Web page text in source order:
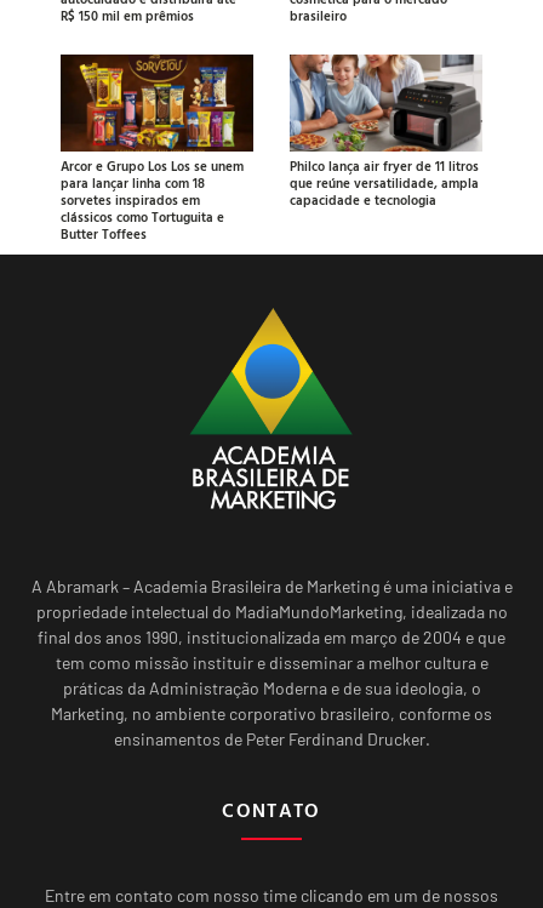
R$ 150 mil em prêmios
brasileiro
Arcor e Grupo Los Los se unem
para lançar linha com 18
sorvetes inspirados em
clássicos como Tortuguita e
Butter Toffees
Philco lança air fryer de 11 litros
que reúne versatilidade, ampla
capacidade e tecnologia
A Abramark – Academia Brasileira de Marketing é uma iniciativa e
propriedade intelectual do MadiaMundoMarketing, idealizada no
final dos anos 1990, institucionalizada em março de 2004 e que
tem como missão instituir e disseminar a melhor cultura e
práticas da Administração Moderna e de sua ideologia, o
Marketing, no ambiente corporativo brasileiro, conforme os
ensinamentos de Peter Ferdinand Drucker.
CONTATO
Entre em contato com nosso time clicando em um de nossos